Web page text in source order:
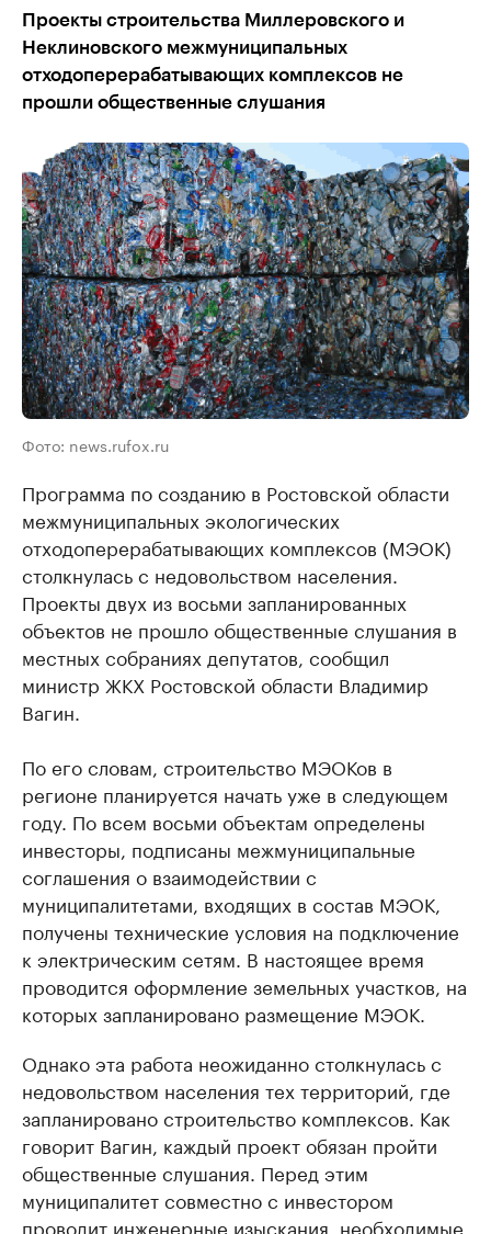
Проекты строительства Миллеровского и
Неклиновского межмуниципальных
отходоперерабатывающих комплексов не
прошли общественные слушания
Фото: news.rufox.ru
Программа по созданию в Ростовской области
межмуниципальных экологических
отходоперерабатывающих комплексов (МЭОК)
столкнулась с недовольством населения.
Проекты двух из восьми запланированных
объектов не прошло общественные слушания в
местных собраниях депутатов, сообщил
министр ЖКХ Ростовской области Владимир
Вагин.
По его словам, строительство МЭОКов в
регионе планируется начать уже в следующем
году. По всем восьми объектам определены
инвесторы, подписаны межмуниципальные
соглашения о взаимодействии с
муниципалитетами, входящих в состав МЭОК,
получены технические условия на подключение
к электрическим сетям. В настоящее время
проводится оформление земельных участков, на
которых запланировано размещение МЭОК.
Однако эта работа неожиданно столкнулась с
недовольством населения тех территорий, где
запланировано строительство комплексов. Как
говорит Вагин, каждый проект обязан пройти
общественные слушания. Перед этим
муниципалитет совместно с инвестором
проводит инженерные изыскания, необходимые